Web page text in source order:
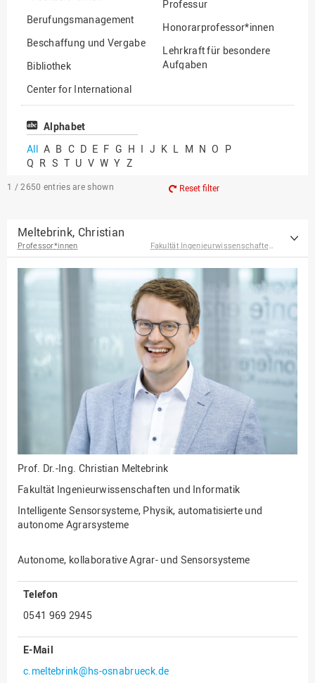
Berufungsmanagement
Beschaffung und Vergabe
Bibliothek
Center for International
Mobility
Center for International
Chancengerechtigkeit
eLearning Competence
EU-Büro
Fakultät
Agrarwissenschaften und
Landschaftsarchitektur
Ingenieurwissenschaften
Fakultät Management,
Kultur und Technik
Fakultät Wirtschafts- und
Sozialwissenschaften
Forschung, Kooperation,
Drittmittel
Gebäude und Technik
Gesellschaftliches
Engagement
Hochschulleitung
Hochschulplanung/-
Institut für Musik
IT Service Center
Professur
Honorarprofessor*innen
Lehrkraft für besondere
Aufgaben
Professor*innen im
Alphabet
All A B C D E F G H I J K L M N O P
Q R S T U V W Y Z
1 / 2650 entries are shown Reset filter
Meltebrink, Christian
Professor*innen Fakultät Ingenieurwissenschaften und Informatik
Prof. Dr.-Ing. Christian Meltebrink
Fakultät Ingenieurwissenschaften und Informatik
Intelligente Sensorsysteme, Physik, automatisierte und
autonome Agrarsysteme
Autonome, kollaborative Agrar- und Sensorsysteme
Telefon
0541 969 2945
E-Mail
c.meltebrink@hs-osnabrueck.de